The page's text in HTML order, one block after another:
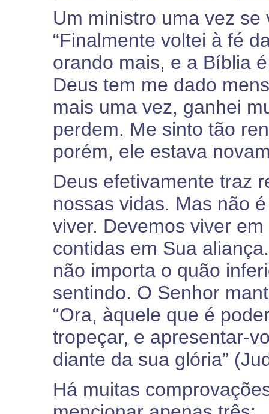
Um ministro uma vez
“Finalmente voltei à fé
orando mais, e a Bíblia
Deus tem me dado
mais uma vez, ganhei
perdem. Me sinto tão
porém, ele estava
Deus efetivamente traz
nossas vidas. Mas não
viver. Devemos viver
contidas em Sua
não importa o quão
sentindo. O Senhor
“Ora, àquele que é
tropeçar, e apresentar-
diante da sua glória”
Há muitas